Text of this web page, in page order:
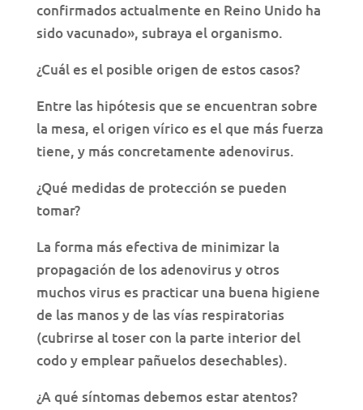
confirmados actualmente en Reino Unido ha
sido vacunado», subraya el organismo.
¿Cuál es el posible origen de estos casos?
Entre las hipótesis que se encuentran sobre
la mesa, el origen vírico es el que más fuerza
tiene, y más concretamente adenovirus.
¿Qué medidas de protección se pueden
tomar?
La forma más efectiva de minimizar la
propagación de los adenovirus y otros
muchos virus es practicar una buena higiene
de las manos y de las vías respiratorias
(cubrirse al toser con la parte interior del
codo y emplear pañuelos desechables).
¿A qué síntomas debemos estar atentos?